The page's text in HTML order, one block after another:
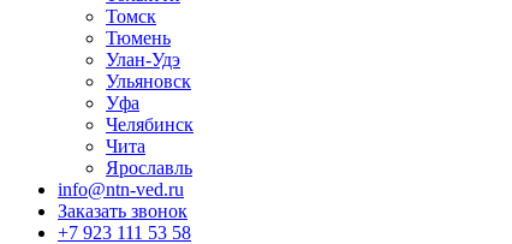
Томск
Тюмень
Улан-Удэ
Ульяновск
Уфа
Челябинск
Чита
Ярославль
info@ntn-ved.ru
Заказать звонок
+7 923 111 53 58